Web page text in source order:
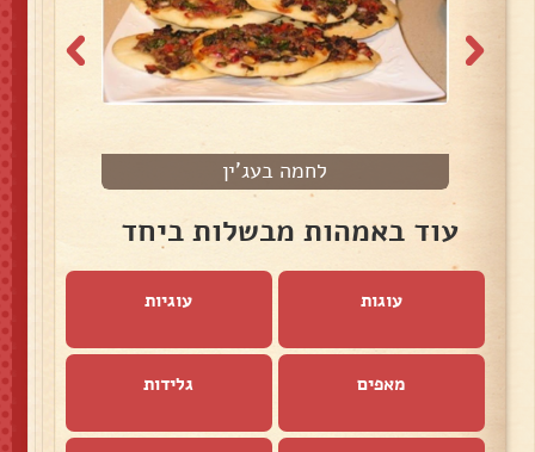
לחמה בעג'ין
עוד באמהות מבשלות ביחד
עוגות עוגיות
מאפים גלידות